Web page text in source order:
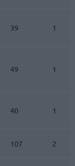
39 1
49 1
40 1
107 2